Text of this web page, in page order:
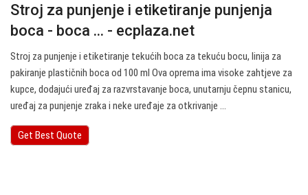
Stroj za punjenje i etiketiranje punjenja
boca - boca ... - ecplaza.net
Stroj za punjenje i etiketiranje tekućih boca za tekuću bocu, linija za
pakiranje plastičnih boca od 100 ml Ova oprema ima visoke zahtjeve za
kupce, dodajući uređaj za razvrstavanje boca, unutarnju čepnu stanicu,
uređaj za punjenje zraka i neke uređaje za otkrivanje ...
Get Best Quote